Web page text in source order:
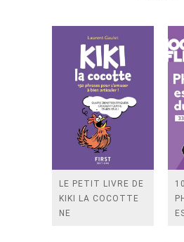
LE PETIT LIVRE DE
KIKI LA COCOTTE
NE